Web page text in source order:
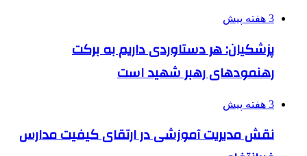
3 هفته پیش
پزشکیان: هر دستاوردی داریم به برکت
رهنمودهای رهبر شهید است
3 هفته پیش
نقش مدیریت آموزشی در ارتقای کیفیت مدارس